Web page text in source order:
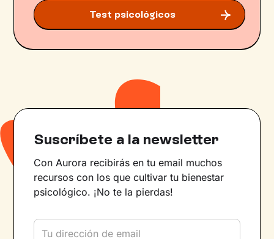
Test psicológicos
Suscríbete a la newsletter
Con Aurora recibirás en tu email muchos
recursos con los que cultivar tu bienestar
psicológico. ¡No te la pierdas!